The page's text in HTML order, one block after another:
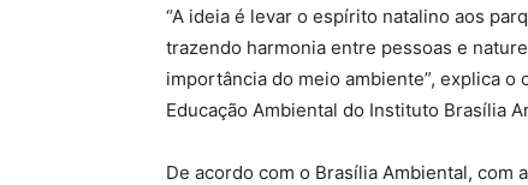
“A ideia é levar o espírito natalino aos
trazendo harmonia entre pessoas e
importância do meio ambiente”, explica
Educação Ambiental do Instituto Brasília
De acordo com o Brasília Ambiental, com